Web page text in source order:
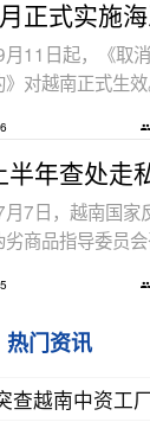
11日起，《取
》对越南正式生
7日，越南国家
商品指导委员
热门资讯
查越南中资工